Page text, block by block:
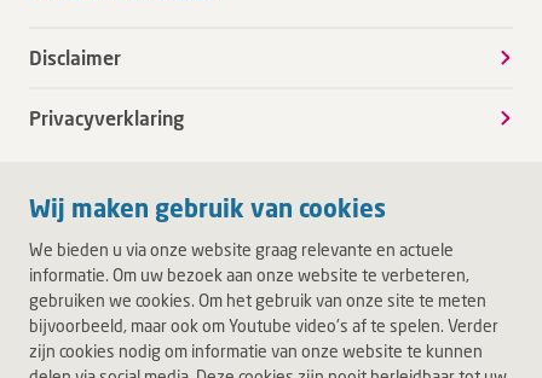
Wij maken gebruik van cookies
We bieden u via onze website graag relevante en actuele
informatie. Om uw bezoek aan onze website te verbeteren,
gebruiken we cookies. Om het gebruik van onze site te meten
bijvoorbeeld, maar ook om Youtube video's af te spelen. Verder
zijn cookies nodig om informatie van onze website te kunnen
Disclaimer
Privacyverklaring